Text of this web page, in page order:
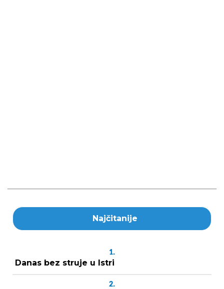
Najčitanije
1.
Danas bez struje u Istri
2.